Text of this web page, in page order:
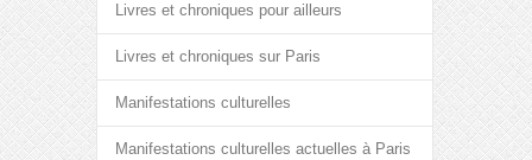
Livres et chroniques pour ailleurs
Livres et chroniques sur Paris
Manifestations culturelles
Manifestations culturelles actuelles à Paris